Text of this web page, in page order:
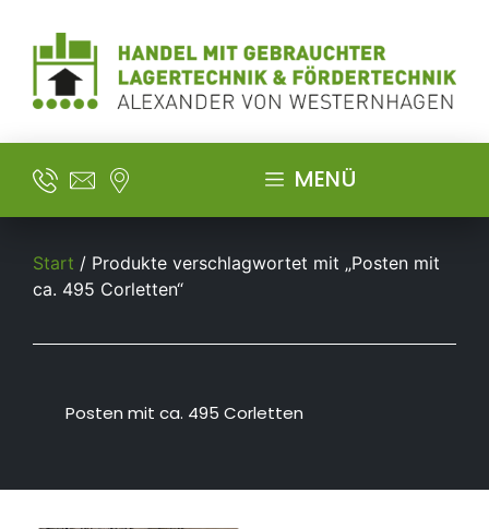
MENÜ
Start / Produkte verschlagwortet mit „Posten mit
ca. 495 Corletten“
Posten mit ca. 495 Corletten